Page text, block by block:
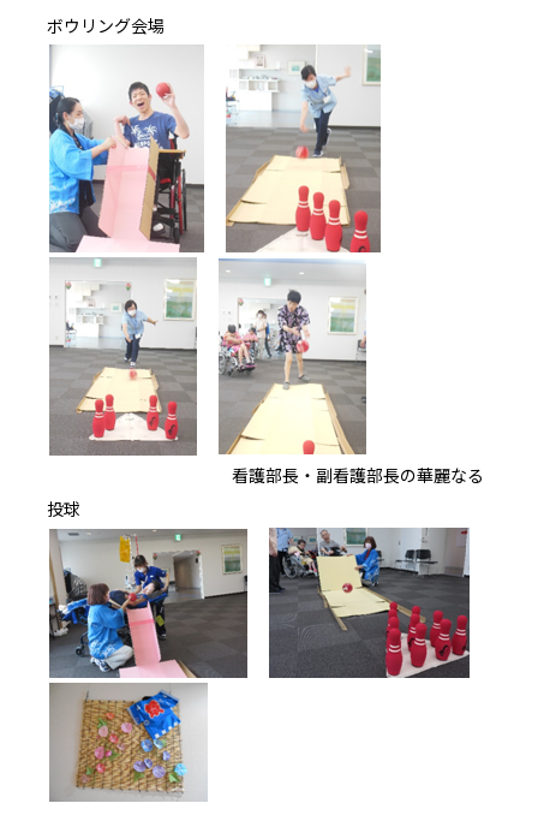
ボウリング会場
看護部長・副看護部長の華麗なる
投球